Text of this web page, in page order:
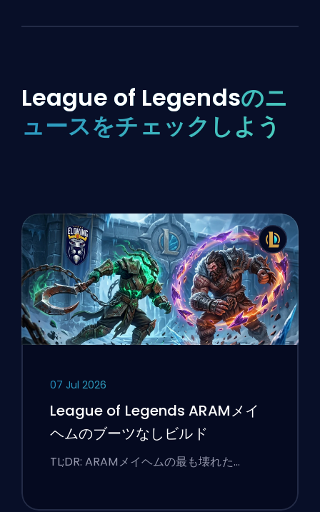
League of Legendsのニ
ュースをチェックしよう
07 Jul 2026
League of Legends ARAMメイ
ヘムのブーツなしビルド
TL;DR: ARAMメイヘムの最も壊れた…